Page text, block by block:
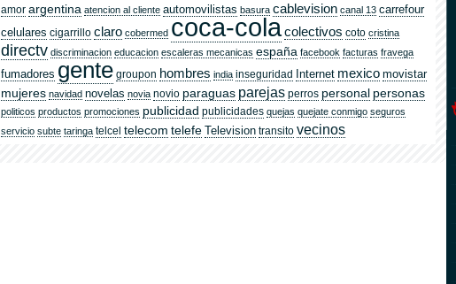
amor argentina atencion al cliente automovilistas basura cablevision canal 13 carrefour
celulares cigarrillo claro cobermed coca-colacolectivos coto cristina
directv discriminacion educacion escaleras mecanicas españa facebook facturas fravega
fumadores gente groupon hombres india inseguridad Internet mexico movistar
mujeres navidad novelas novia novio paraguas parejas perros personal personas
politicos productos promociones publicidad publicidades quejas quejate conmigo seguros
servicio subte taringa telcel telecom telefe Television transito vecinos